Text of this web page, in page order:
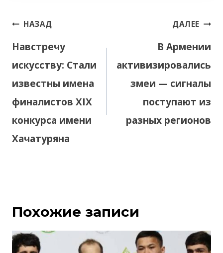
Навигация
записям
НАЗАД
Навстречу
искусству: Стали
известны имена
финалистов XIX
конкурса имени
Хачатуряна
ДАЛЕЕ
В Армении
активизировались
змеи — сигналы
поступают из
разных регионов
Похожие записи